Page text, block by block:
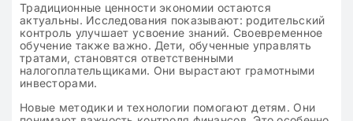
Традиционные ценности экономии остаются
актуальны. Исследования показывают: родительский
контроль улучшает усвоение знаний. Своевременное
обучение также важно. Дети, обученные управлять
тратами, становятся ответственными
налогоплательщиками. Они вырастают грамотными
инвесторами.
Новые методики и технологии помогают детям. Они